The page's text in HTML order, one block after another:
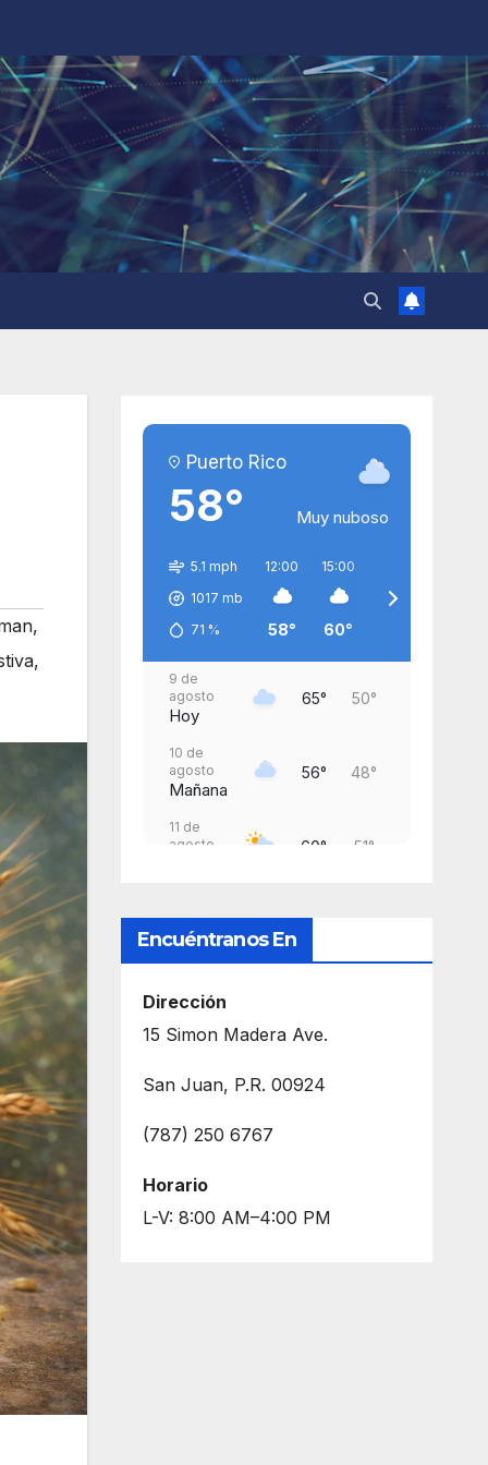
,
,
Puerto Rico
58° Muy nuboso
5.1 mph
1017 mb
71 %
12:00
58°
15:00
60°
9 de
agosto
Hoy
65° 50°
10 de
agosto
Mañana
56° 48°
11 de
agosto
60° 51°
agosto
Miércoles
82°
agosto
Jueves
Viernes
15 de
agosto
Encuéntranos En
Dirección
15 Simon Madera Ave.
San Juan, P.R. 00924
(787) 250 6767
Horario
L-V: 8:00 AM–4:00 PM